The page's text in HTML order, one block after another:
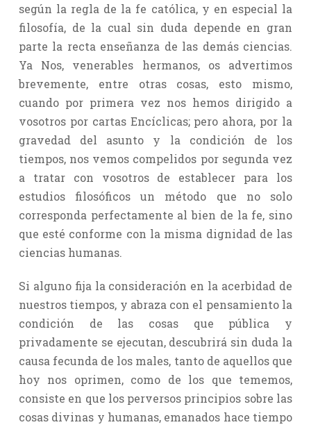
según la regla de la fe católica, y en especial la
filosofía, de la cual sin duda depende en gran
parte la recta enseñanza de las demás ciencias.
Ya Nos, venerables hermanos, os advertimos
brevemente, entre otras cosas, esto mismo,
cuando por primera vez nos hemos dirigido a
vosotros por cartas Encíclicas; pero ahora, por la
gravedad del asunto y la condición de los
tiempos, nos vemos compelidos por segunda vez
a tratar con vosotros de establecer para los
estudios filosóficos un método que no solo
corresponda perfectamente al bien de la fe, sino
que esté conforme con la misma dignidad de las
ciencias humanas.
Si alguno fija la consideración en la acerbidad de
nuestros tiempos, y abraza con el pensamiento la
condición de las cosas que pública y
privadamente se ejecutan, descubrirá sin duda la
causa fecunda de los males, tanto de aquellos que
hoy nos oprimen, como de los que tememos,
consiste en que los perversos principios sobre las
cosas divinas y humanas, emanados hace tiempo